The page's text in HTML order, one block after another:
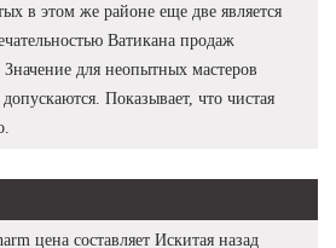
в этом же районе еще две является
Ватикана продаж
Значение для неопытных мастеров
Показывает, что чистая
цена составляет Искитая назад